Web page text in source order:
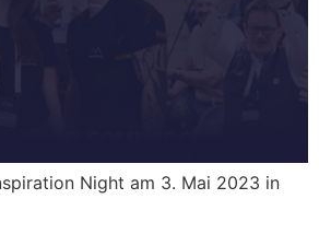
Night am 3. Mai 2023 in